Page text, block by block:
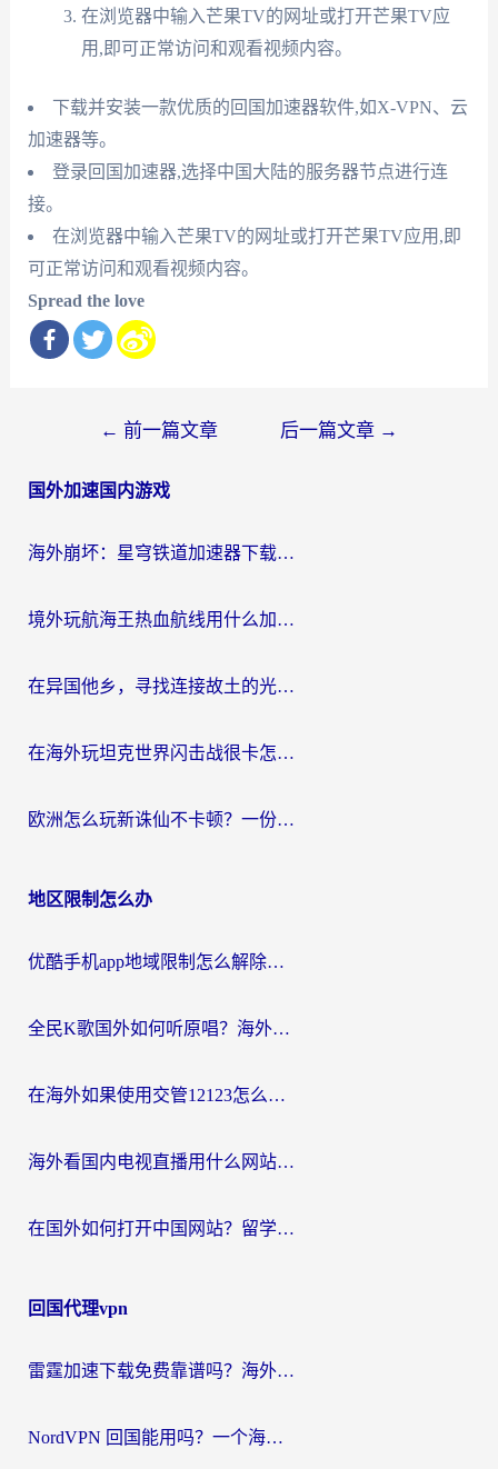
在浏览器中输入芒果TV的网址或打开芒果TV应
用,即可正常访问和观看视频内容。
下载并安装一款优质的回国加速器软件,如X-VPN、云
加速器等。
登录回国加速器,选择中国大陆的服务器节点进行连
接。
在浏览器中输入芒果TV的网址或打开芒果TV应用,即
可正常访问和观看视频内容。
Spread the love
导
← 前一篇文章 后一篇文章 →
国外加速国内游戏
海外崩坏：星穹铁道加速器下载安装：一份给游子的终极网络指南
境外玩航海王热血航线用什么加速器？2026海外玩家实测最优方案（附欧洲问道堡垒前线加速技巧）
在异国他乡，寻找连接故土的光明大陆免费加速器
在海外玩坦克世界闪击战很卡怎么办？老玩家亲测有效的加速器选择指南
欧洲怎么玩新诛仙不卡顿？一份给海外游子的国服游戏畅玩指南
地区限制怎么办
优酷手机app地域限制怎么解除？海外党亲测有效的追剧方案
全民K歌国外如何听原唱？海外党亲测有效的回国加速器选择指南
在海外如果使用交管12123怎么处理？留学生亲测有效的回国加速方案
海外看国内电视直播用什么网站比较好？一篇解决你所有追剧难题的实用指南
在国外如何打开中国网站？留学生与海外华人的无缝访问指南
回国代理vpn
雷霆加速下载免费靠谱吗？海外党选回国加速器的避坑指南（附热门工具对比）
NordVPN 回国能用吗？一个海外用户必须面对的真实困境